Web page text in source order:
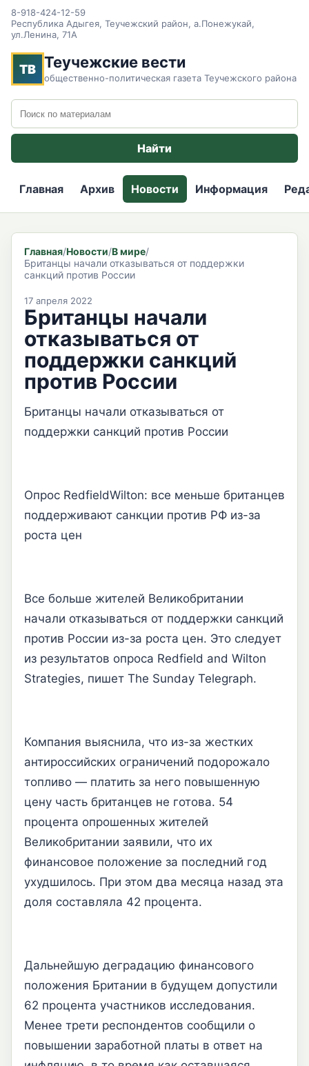
8-918-424-12-59
Республика Адыгея, Теучежский район, а.Понежукай,
ул.Ленина, 71А
ТВ Теучежские вести
общественно-политическая газета Теучежского района
Поиск по сайту
Найти
Главная Архив Новости Информация
Главная/Новости/В мире/
Британцы начали отказываться от поддержки
санкций против России
17 апреля 2022
Британцы начали
отказываться от
поддержки санкций
против России
Британцы начали отказываться от
поддержки санкций против России
Опрос RedfieldWilton: все меньше британцев
поддерживают санкции против РФ из-за
роста цен
Все больше жителей Великобритании
начали отказываться от поддержки санкций
против России из-за роста цен. Это следует
из результатов опроса Redfield and Wilton
Strategies, пишет The Sunday Telegraph.
Компания выяснила, что из-за жестких
антироссийских ограничений подорожало
топливо — платить за него повышенную
цену часть британцев не готова. 54
процента опрошенных жителей
Великобритании заявили, что их
финансовое положение за последний год
ухудшилось. При этом два месяца назад эта
доля составляла 42 процента.
Дальнейшую деградацию финансового
положения Британии в будущем допустили
62 процента участников исследования.
Менее трети респондентов сообщили о
повышении заработной платы в ответ на